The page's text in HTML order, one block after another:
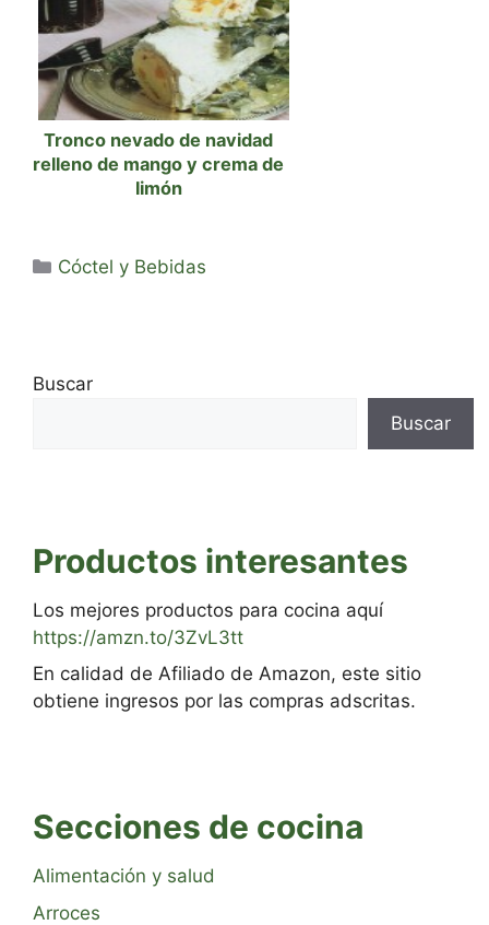
Tronco nevado de navidad
relleno de mango y crema de
limón
Categorías
Cóctel y Bebidas
Buscar
Buscar
Productos interesantes
Los mejores productos para cocina aquí
https://amzn.to/3ZvL3tt
En calidad de Afiliado de Amazon, este sitio
obtiene ingresos por las compras adscritas.
Secciones de cocina
Alimentación y salud
Arroces